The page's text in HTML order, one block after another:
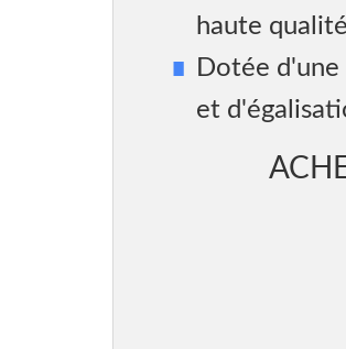
haute qualité
Dotée
et